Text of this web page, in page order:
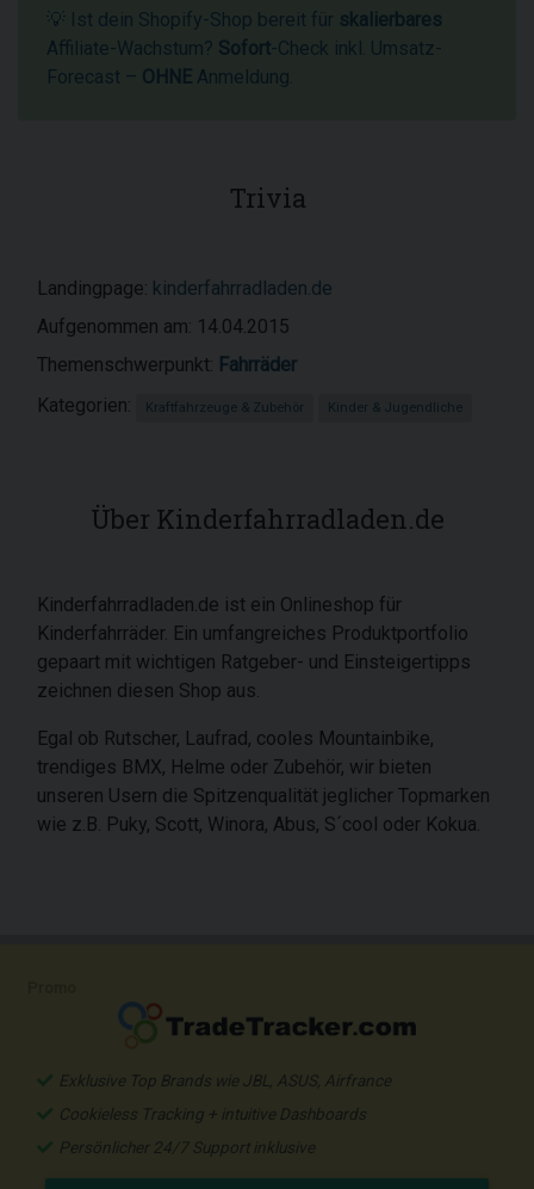
💡 Ist dein Shopify-Shop bereit für skalierbares
Affiliate-Wachstum? Sofort-Check inkl. Umsatz-
Forecast – OHNE Anmeldung.
Trivia
Landingpage: kinderfahrradladen.de
Aufgenommen am: 14.04.2015
Themenschwerpunkt: Fahrräder
Kategorien:
Kraftfahrzeuge & Zubehör Kinder & Jugendliche
Über Kinderfahrradladen.de
Kinderfahrradladen.de ist ein Onlineshop für
Kinderfahrräder. Ein umfangreiches Produktportfolio
gepaart mit wichtigen Ratgeber- und Einsteigertipps
zeichnen diesen Shop aus.
Egal ob Rutscher, Laufrad, cooles Mountainbike,
trendiges BMX, Helme oder Zubehör, wir bieten
unseren Usern die Spitzenqualität jeglicher Topmarken
wie z.B. Puky, Scott, Winora, Abus, S´cool oder Kokua.
Exklusive Top Brands wie JBL, ASUS, Airfrance
Cookieless Tracking + intuitive Dashboards
Persönlicher 24/7 Support inklusive